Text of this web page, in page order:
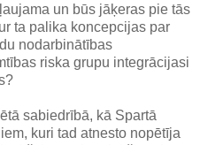
un būs jāķeras pie tās
ta palika koncepcijas par
nodarbinātības
riska grupu integrācijasi
sabiedrībā, kā Spartā
kuri tad atnesto nopētīja